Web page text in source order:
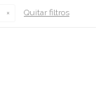
Quitar filtros